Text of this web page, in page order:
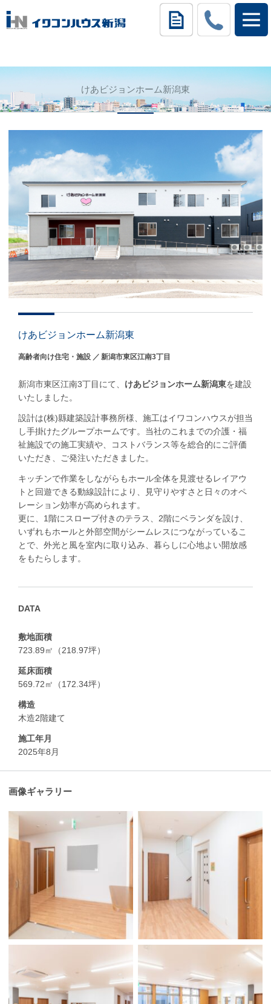
けあビジョンホーム新潟東
けあビジョンホーム新潟東
高齢者向け住宅・施設 新潟市東区江南3丁目
新潟市東区江南3丁目にて、 けあビジョンホーム新潟東を建設
いたしました。
設計は(株)縣建築設計事務所様、施工はイワコンハウスが担当
し手掛けたグループホームです。当社のこれまでの介護・福
祉施設での施工実績や、コストバランス等を総合的にご評価
いただき、ご発注いただきました。
キッチンで作業をしながらもホール全体を見渡せるレイアウ
トと回遊できる動線設計により、見守りやすさと日々のオペ
レーション効率が高められます。
更に、1階にスロープ付きのテラス、2階にベランダを設け、
いずれもホールと外部空間がシームレスにつながっているこ
とで、外光と風を室内に取り込み、暮らしに心地よい開放感
をもたらします。
DATA
敷地面積
723.89㎡（218.97坪）
延床面積
569.72㎡（172.34坪）
構造
木造2階建て
施工年月
2025年8月
画像ギャラリー